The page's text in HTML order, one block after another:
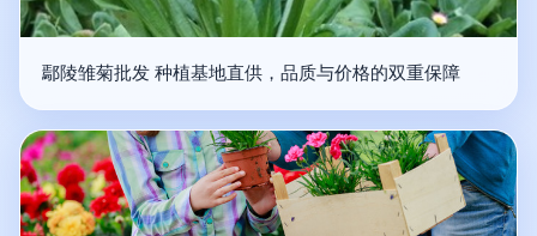
鄢陵雏菊批发 种植基地直供，品质与价格的双重保障